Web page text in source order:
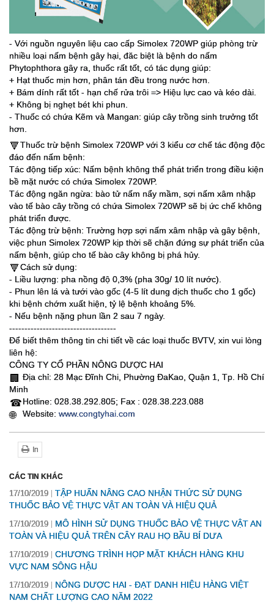
- Với nguồn nguyên liệu cao cấp Simolex 720WP giúp phòng trừ
nhiều loại nấm bệnh gây hại, đăc biệt là bệnh do nấm
Phytophthora gây ra, thuốc rất tốt, có tác dụng giúp:
+ Hạt thuốc mịn hơn, phân tán đều trong nước hơn.
+ Bám dính rất tốt - hạn chế rửa trôi => Hiệu lực cao và kéo dài.
+ Không bị nghẹt bét khi phun.
- Thuốc có chứa Kẽm và Mangan: giúp cây trồng sinh trưởng tốt
hơn.
🔻Thuốc trừ bệnh Simolex 720WP với 3 kiểu cơ chế tác động độc
đáo đến nấm bệnh:
Tác động tiếp xúc: Nấm bệnh không thể phát triển trong điều kiện
bề mặt nước có chứa Simolex 720WP.
Tác động ngăn ngừa: bào tử nấm nẩy mầm, sợi nấm xâm nhập
vào tế bào cây trồng có chứa Simolex 720WP sẽ bị ức chế không
phát triển được.
Tác động trừ bệnh: Trường hợp sợi nấm xâm nhập và gây bệnh,
việc phun Simolex 720WP kịp thời sẽ chặn đứng sự phát triển của
nấm bệnh, giúp cho tế bào cây không bị phá hủy.
🔻Cách sử dụng:
- Liều lượng: pha nồng độ 0,3% (pha 30g/ 10 lít nước).
- Phun lên lá và tưới vào gốc (4-5 lít dung dịch thuốc cho 1 gốc)
khi bệnh chớm xuất hiện, tỷ lệ bệnh khoảng 5%.
- Nếu bệnh nặng phun lần 2 sau 7 ngày.
-----------------------------------
Để biết thêm thông tin chi tiết về các loại thuốc BVTV, xin vui lòng
liên hệ:
CÔNG TY CỔ PHẦN NÔNG DƯỢC HAI
🏢 Địa chỉ: 28 Mạc Đĩnh Chi, Phường ĐaKao, Quận 1, Tp. Hồ Chí
Minh
☎Hotline: 028.38.292.805; Fax : 028.38.223.088
🌐 Website: www.congtyhai.com
In
CÁC TIN KHÁC
17/10/2019
TẬP HUẤN NÂNG CAO NHẬN THỨC SỬ DỤNG
THUỐC BẢO VỆ THỰC VẬT AN TOÀN VÀ HIỆU QUẢ
17/10/2019
MÔ HÌNH SỬ DỤNG THUỐC BẢO VỆ THỰC VẬT AN
TOÀN VÀ HIỆU QUẢ TRÊN CÂY RAU HỌ BẦU BÍ DƯA
17/10/2019
CHƯƠNG TRÌNH HỌP MẶT KHÁCH HÀNG KHU
VỰC NAM SÔNG HẬU
17/10/2019
NÔNG DƯỢC HAI - ĐẠT DANH HIỆU HÀNG VIỆT
NAM CHẤT LƯỢNG CAO NĂM 2022